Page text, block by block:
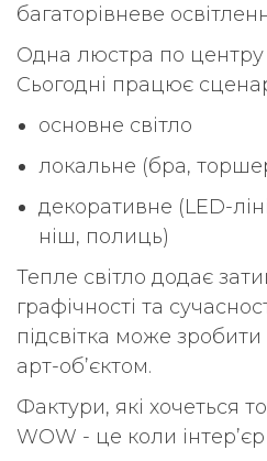
багаторівневе
Одна люстра по
Сьогодні працює
основне світло
локальне (бра,
декоративне (LED-
ніш, полиць)
Тепле світло додає
графічності та
підсвітка може зробити
арт-об’єктом.
Фактури, які хочеться
WOW - це коли